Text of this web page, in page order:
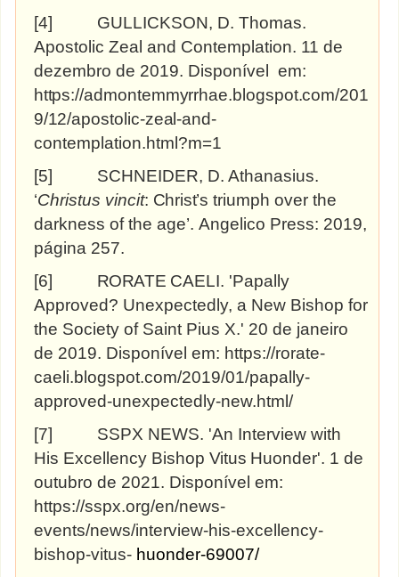
[4]
GULLICKSON, D. Thomas.
Apostolic Zeal and Contemplation. 11 de
dezembro de 2019. Disponível em:
https://admontemmyrrhae.blogspot.com/201
9/12/apostolic-zeal-and-
contemplation.html?m=1
[5]
SCHNEIDER, D. Athanasius.
‘Christus vincit: Christ’s triumph over the
darkness of the age’. Angelico Press: 2019,
página 257.
[6]
RORATE CAELI. 'Papally
Approved? Unexpectedly, a New Bishop for
the Society of Saint Pius X.' 20 de janeiro
de 2019. Disponível em: https://rorate-
caeli.blogspot.com/2019/01/papally-
approved-unexpectedly-new.html/
[7]
SSPX NEWS. 'An Interview with
His Excellency Bishop Vitus Huonder'. 1 de
outubro de 2021. Disponível em:
https://sspx.org/en/news-
events/news/interview-his-excellency-
bishop-vitus-huonder-69007/